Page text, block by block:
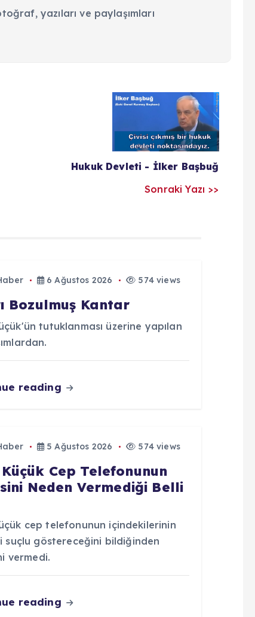
yazıları ve paylaşımları
Hukuk Devleti - İlker Başbuğ
Sonraki Yazı >>
6 Ağustos 2026 574 views
Bozulmuş Kantar
tutuklanması üzerine yapılan
reading
5 Ağustos 2026 574 views
Küçük Cep Telefonunun
Neden Vermediği Belli
cep telefonunun içindekilerinin
suçlu göstereceğini bildiğinden
vermedi.
reading